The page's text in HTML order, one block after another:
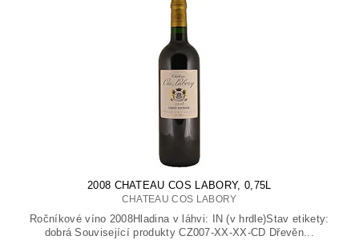
2008 CHATEAU COS LABORY, 0,75L
CHATEAU COS LABORY
Ročníkové víno 2008Hladina v láhvi: IN (v hrdle)Stav etikety:
dobrá Související produkty CZ007-XX-XX-CD Dřevěn...